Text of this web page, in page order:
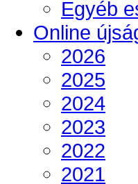
Egyéb
Online
2026
2025
2024
2023
2022
2021